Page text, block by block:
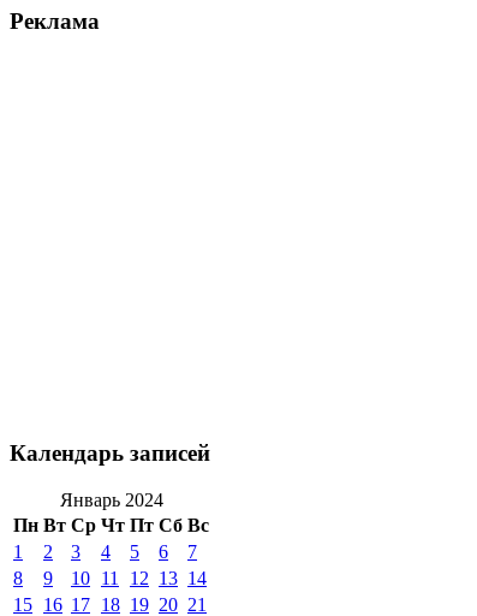
Реклама
Календарь записей
Январь 2024
Пн Вт Ср Чт Пт Сб Вс
1 2 3 4 5 6
7
8
9 10 11 12 13 14
15 16 17 18 19 20 21